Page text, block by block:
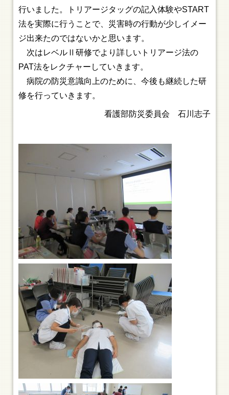
行いました。トリアージタッグの記入体験やSTART
法を実際に行うことで、災害時の行動が少しイメー
ジ出来たのではないかと思います。
次はレベルⅡ研修でより詳しいトリアージ法の
PAT法をレクチャーしていきます。
病院の防災意識向上のために、今後も継続した研
修を行っていきます。
看護部防災委員会 石川志子